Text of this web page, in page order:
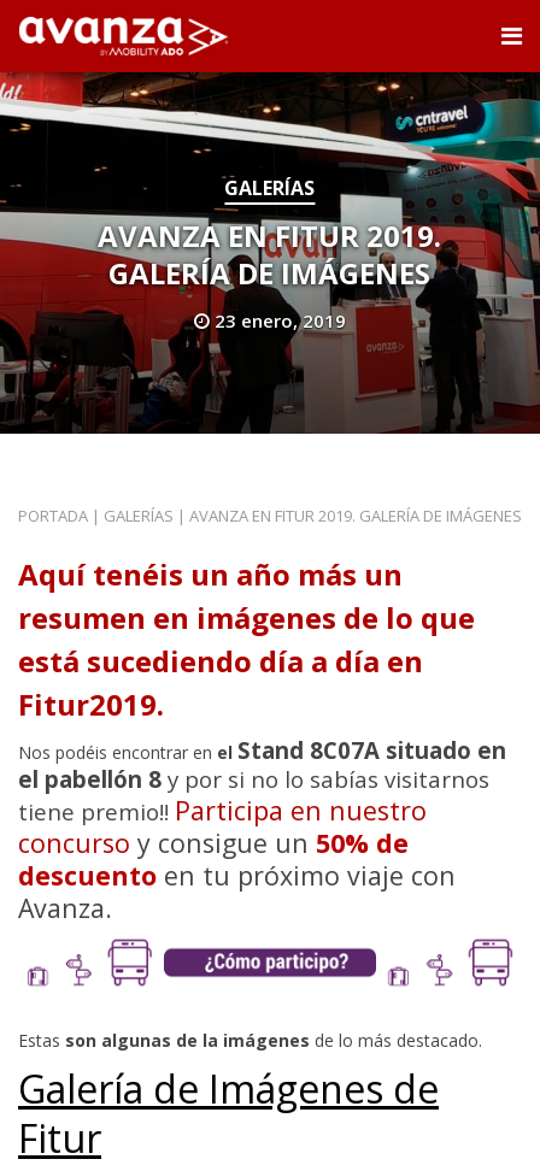
GALERÍAS
AVANZA EN FITUR 2019.
GALERÍA DE IMÁGENES
23 enero, 2019
PORTADA | GALERÍAS | AVANZA EN FITUR 2019. GALERÍA DE IMÁGENES
Aquí tenéis un año más un
resumen en imágenes de lo que
está sucediendo día a día en
Fitur2019.
Nos podéis encontrar en el Stand 8C07A situado en
el pabellón 8 y por si no lo sabías visitarnos
tiene premio!! Participa en nuestro
concurso y consigue un 50% de
descuento en tu próximo viaje con
Avanza.
Estas son algunas de la imágenes de lo más destacado.
Galería de Imágenes de
Fitur